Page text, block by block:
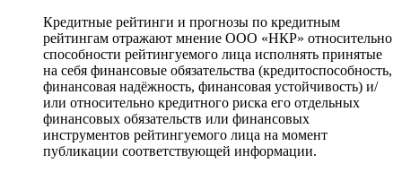
Кредитные рейтинги и прогнозы по кредитным
рейтингам отражают мнение ООО «НКР» относительно
способности рейтингуемого лица исполнять принятые
на себя финансовые обязательства (кредитоспособность,
финансовая надёжность, финансовая устойчивость) и/
или относительно кредитного риска его отдельных
финансовых обязательств или финансовых
инструментов рейтингуемого лица на момент
публикации соответствующей информации.